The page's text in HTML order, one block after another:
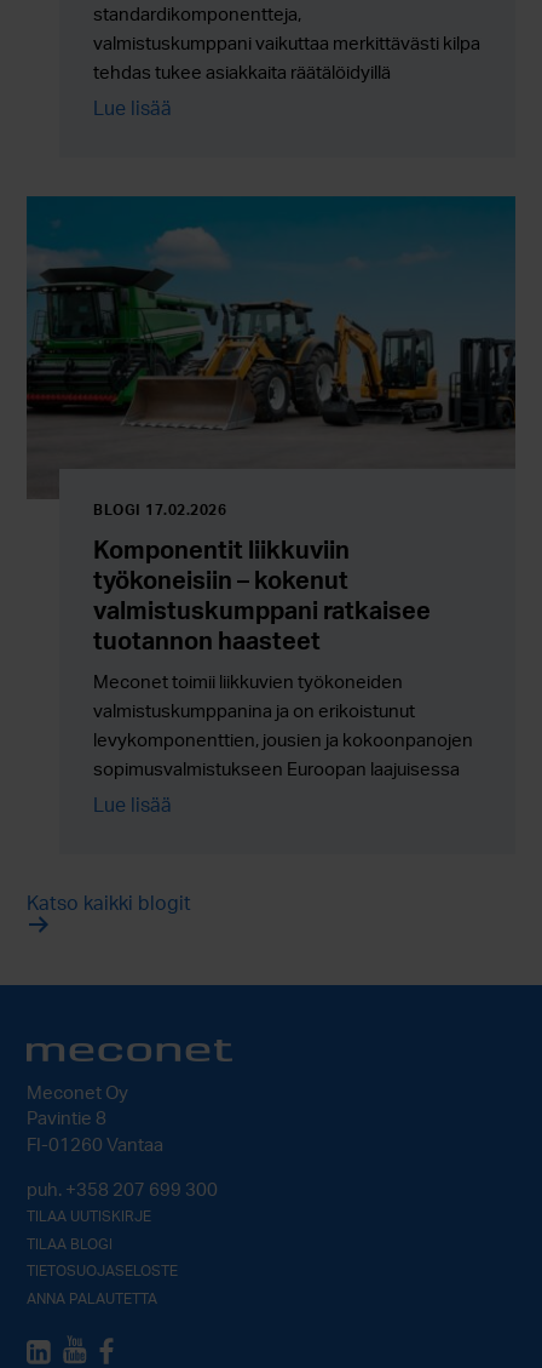
standardikomponentteja,
valmistuskumppani vaikuttaa merkittävästi
tehdas tukee asiakkaita räätälöidyillä
valmistusratkaisuilla, kokoonpanoilla ja
Lue lisää
BLOGI 17.02.2026
Komponentit liikkuviin
työkoneisiin – kokenut
valmistuskumppani ratkaisee
tuotannon haasteet
Meconet toimii liikkuvien työkoneiden
valmistuskumppanina ja on erikoistunut
levykomponenttien, jousien ja kokoonpanojen
sopimusvalmistukseen Euroopan laajuisessa
sarjatuotannossa.
Lue lisää
Katso kaikki blogit
Meconet Oy
Pavintie 8
FI-01260 Vantaa
puh. +358 207 699 300
TILAA UUTISKIRJE
TILAA BLOGI
TIETOSUOJASELOSTE
ANNA PALAUTETTA